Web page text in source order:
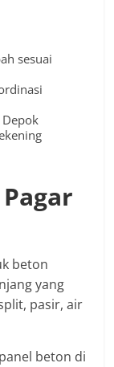
sesuai
beton
yang
pasir, air
beton di